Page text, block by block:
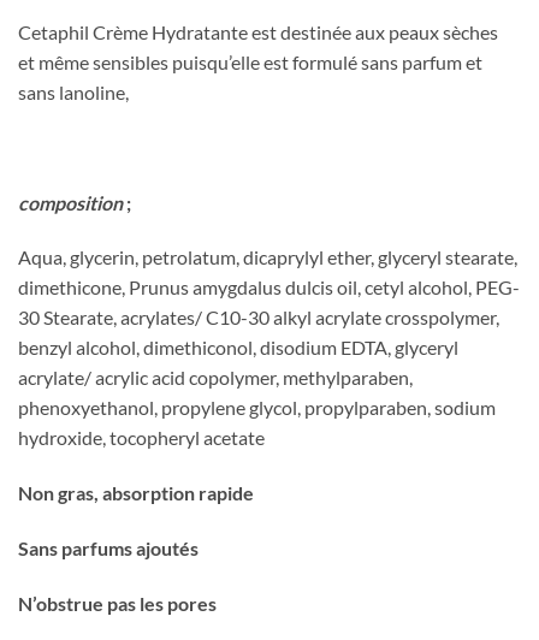
Cetaphil Crème Hydratante est destinée aux peaux sèches
et même sensibles puisqu’elle est formulé sans parfum et
sans lanoline,
composition;
Aqua, glycerin, petrolatum, dicaprylyl ether, glyceryl stearate,
dimethicone, Prunus amygdalus dulcis oil, cetyl alcohol, PEG-
30 Stearate, acrylates/ C10-30 alkyl acrylate crosspolymer,
benzyl alcohol, dimethiconol, disodium EDTA, glyceryl
acrylate/ acrylic acid copolymer, methylparaben,
phenoxyethanol, propylene glycol, propylparaben, sodium
hydroxide, tocopheryl acetate
Non gras, absorption rapide
Sans parfums ajoutés
N’obstrue pas les pores